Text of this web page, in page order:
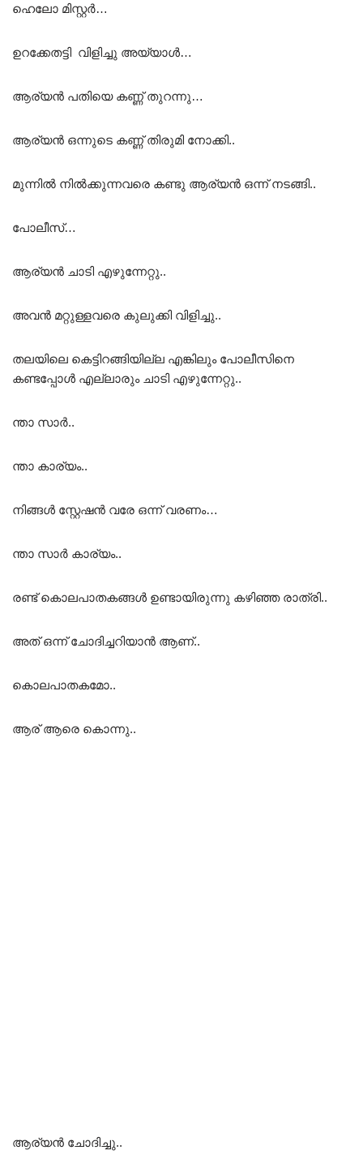
ഹെലോ മിസ്റ്റർ…
ഉറക്കേതട്ടി വിളിച്ചു അയ്യാൾ…
ആര്യൻ പതിയെ കണ്ണ് തുറന്നു…
ആര്യൻ ഒന്നുടെ കണ്ണ് തിരുമി നോക്കി..
മുന്നിൽ നിൽക്കുന്നവരെ കണ്ടു ആര്യൻ ഒന്ന് നടങ്ങി..
പോലീസ്…
ആര്യൻ ചാടി എഴുന്നേറ്റു..
അവൻ മറ്റുള്ളവരെ കുലുക്കി വിളിച്ചു..
തലയിലെ കെട്ടിറങ്ങിയില്ല എങ്കിലും പോലീസിനെ
കണ്ടപ്പോൾ എല്ലാരും ചാടി എഴുന്നേറ്റു..
ന്താ സാർ..
ന്താ കാര്യം..
നിങ്ങൾ സ്റ്റേഷൻ വരേ ഒന്ന് വരണം…
ന്താ സാർ കാര്യം..
രണ്ട് കൊലപാതകങ്ങൾ ഉണ്ടായിരുന്നു കഴിഞ്ഞ രാത്രി..
അത് ഒന്ന് ചോദിച്ചറിയാൻ ആണ്..
കൊലപാതകമോ..
ആര് ആരെ കൊന്നു..
ആര്യൻ ചോദിച്ചു..